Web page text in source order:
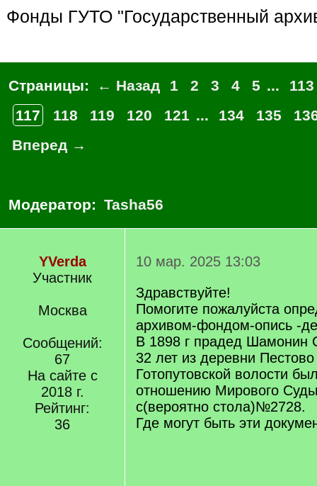
Фонды ГУТО "Государственный
Страницы: ← Назад 1 2 3 4 5 ...
113
117
118 119 120 121 ... 134 135
Вперед →
Модератор: Tasha56
YVerda
Участник
Москва
Сообщений:
67
На сайте с
2018 г.
Рейтинг:
36
10 мар. 2025 13:03
Здравствуйте!
Помогите пожалуйста
архивом-фондом-опись -
В 1898 г прадед Шамонин
32 лет из деревни
Готопутовской волости
отношению Мирового
с(вероятно стола)№2728.
Где могут быть эти